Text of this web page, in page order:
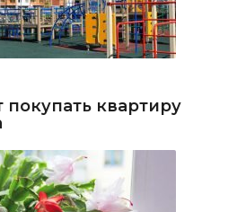
покупать квартиру